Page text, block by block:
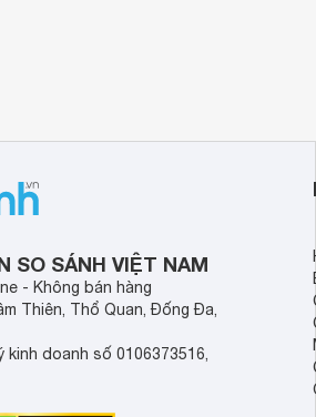
SO SÁNH VIỆT NAM
- Không bán hàng
Thiên, Thổ Quan, Đống Đa,
kinh doanh số 0106373516,